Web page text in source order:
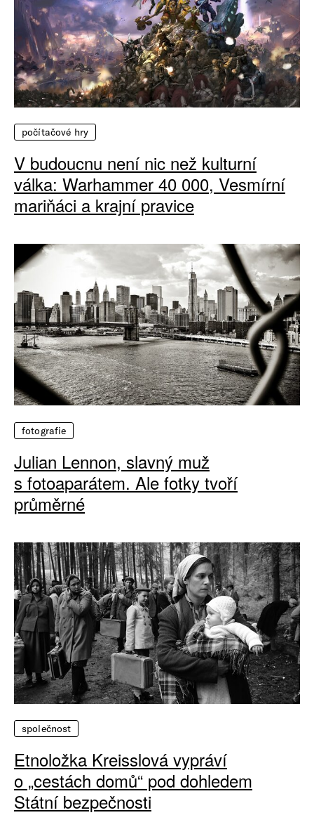
počítačové hry
V budoucnu není nic než kulturní
válka: Warhammer 40 000, Vesmírní
mariňáci a krajní pravice
fotografie
Julian Lennon, slavný muž
s fotoaparátem. Ale fotky tvoří
průměrné
společnost
Etnoložka Kreisslová vypráví
o „cestách domů“ pod dohledem
Státní bezpečnosti